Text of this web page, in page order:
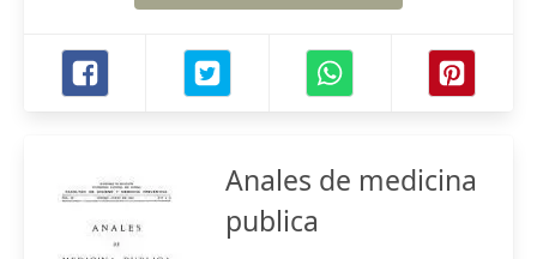
Anales de medicina
publica